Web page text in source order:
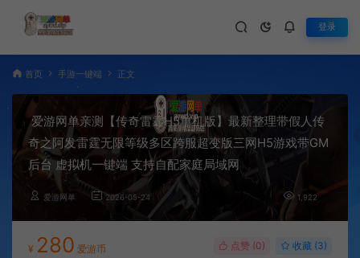
登录
首页 手游一键端 正文
爱游网单亲测【传奇雷霆H5单机版】最新整理带假人传
奇之阿发雷霆无限等级多区跨服超变版三网H5游戏带GM
后台 虚拟机一键端 支持自配家庭局域网
爱游网单 2026-05-24 1,922
¥ 280 爱游币 点赞 (0) 收藏 (3)